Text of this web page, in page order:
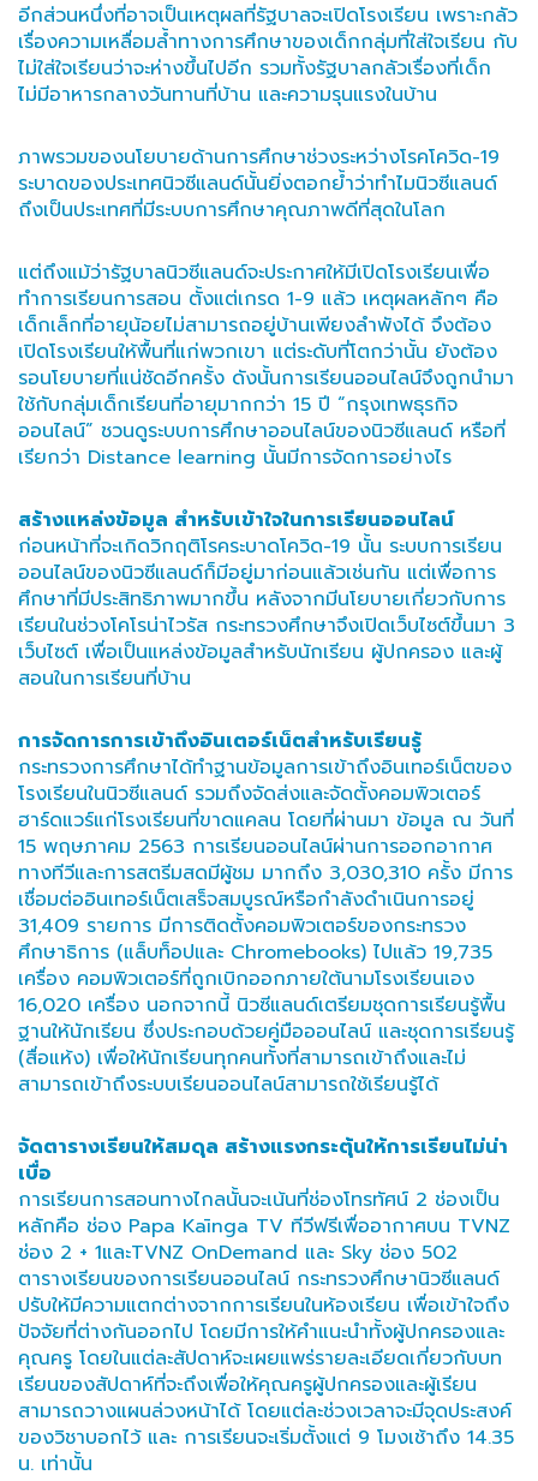
อีกส่วนหนึ่งที่อาจเป็นเหตุผลที่รัฐบาลจะเปิดโรงเรียน เพราะกลัว
เรื่องความเหลื่อมล้ำทางการศึกษาของเด็กกลุ่มที่ใส่ใจเรียน กับ
ไม่ใส่ใจเรียนว่าจะห่างขึ้นไปอีก รวมทั้งรัฐบาลกลัวเรื่องที่เด็ก
ไม่มีอาหารกลางวันทานที่บ้าน และความรุนแรงในบ้าน
ภาพรวมของนโยบายด้านการศึกษาช่วงระหว่างโรคโควิด-19
ระบาดของประเทศนิวซีแลนด์นั้นยิ่งตอกย้ำว่าทำไมนิวซีแลนด์
ถึงเป็นประเทศที่มีระบบการศึกษาคุณภาพดีที่สุดในโลก
แต่ถึงแม้ว่ารัฐบาลนิวซีแลนด์จะประกาศให้มีเปิดโรงเรียนเพื่อ
ทำการเรียนการสอน ตั้งแต่เกรด 1-9 แล้ว เหตุผลหลักๆ คือ
เด็กเล็กที่อายุน้อยไม่สามารถอยู่บ้านเพียงลำพังได้ จึงต้อง
เปิดโรงเรียนให้พื้นที่แก่พวกเขา แต่ระดับที่โตกว่านั้น ยังต้อง
รอนโยบายที่แน่ชัดอีกครั้ง ดังนั้นการเรียนออนไลน์จึงถูกนำมา
ใช้กับกลุ่มเด็กเรียนที่อายุมากกว่า 15 ปี “กรุงเทพธุรกิจ
ออนไลน์” ชวนดูระบบการศึกษาออนไลน์ของนิวซีแลนด์ หรือที่
เรียกว่า Distance learning นั้นมีการจัดการอย่างไร
สร้างแหล่งข้อมูล สำหรับเข้าใจในการเรียนออนไลน์
ก่อนหน้าที่จะเกิดวิกฤติโรคระบาดโควิด-19 นั้น ระบบการเรียน
ออนไลน์ของนิวซีแลนด์ก็มีอยู่มาก่อนแล้วเช่นกัน แต่เพื่อการ
ศึกษาที่มีประสิทธิภาพมากขึ้น หลังจากมีนโยบายเกี่ยวกับการ
เรียนในช่วงโคโรน่าไวรัส กระทรวงศึกษาจึงเปิดเว็บไซต์ขึ้นมา 3
เว็บไซต์ เพื่อเป็นแหล่งข้อมูลสำหรับนักเรียน ผู้ปกครอง และผู้
สอนในการเรียนที่บ้าน
การจัดการการเข้าถึงอินเตอร์เน็ตสำหรับเรียนรู้
กระทรวงการศึกษาได้ทำฐานข้อมูลการเข้าถึงอินเทอร์เน็ตของ
โรงเรียนในนิวซีแลนด์ รวมถึงจัดส่งและจัดตั้งคอมพิวเตอร์
ฮาร์ดแวร์แก่โรงเรียนที่ขาดแคลน โดยที่ผ่านมา ข้อมูล ณ วันที่
15 พฤษภาคม 2563 การเรียนออนไลน์ผ่านการออกอากาศ
ทางทีวีและการสตรีมสดมีผู้ชม มากถึง 3,030,310 ครั้ง มีการ
เชื่อมต่ออินเทอร์เน็ตเสร็จสมบูรณ์หรือกำลังดำเนินการอยู่
31,409 รายการ มีการติดตั้งคอมพิวเตอร์ของกระทรวง
ศึกษาธิการ (แล็บท็อปและ Chromebooks) ไปแล้ว 19,735
เครื่อง คอมพิวเตอร์ที่ถูกเบิกออกภายใต้นามโรงเรียนเอง
16,020 เครื่อง นอกจากนี้ นิวซีแลนด์เตรียมชุดการเรียนรู้พื้น
ฐานให้นักเรียน ซึ่งประกอบด้วยคู่มือออนไลน์ และชุดการเรียนรู้
(สื่อแห้ง) เพื่อให้นักเรียนทุกคนทั้งที่สามารถเข้าถึงและไม่
สามารถเข้าถึงระบบเรียนออนไลน์สามารถใช้เรียนรู้ได้
จัดตารางเรียนให้สมดุล สร้างแรงกระตุ้นให้การเรียนไม่น่า
เบื่อ
การเรียนการสอนทางไกลนั้นจะเน้นที่ช่องโทรทัศน์ 2 ช่องเป็น
หลักคือ ช่อง Papa Kāinga TV ทีวีฟรีเพื่ออากาศบน TVNZ
ช่อง 2 + 1และTVNZ OnDemand และ Sky ช่อง 502
ตารางเรียนของการเรียนออนไลน์ กระทรวงศึกษานิวซีแลนด์
ปรับให้มีความแตกต่างจากการเรียนในห้องเรียน เพื่อเข้าใจถึง
ปัจจัยที่ต่างกันออกไป โดยมีการให้คำแนะนำทั้งผู้ปกครองและ
คุณครู โดยในแต่ละสัปดาห์จะเผยแพร่รายละเอียดเกี่ยวกับบท
เรียนของสัปดาห์ที่จะถึงเพื่อให้คุณครูผู้ปกครองและผู้เรียน
สามารถวางแผนล่วงหน้าได้ โดยแต่ละช่วงเวลาจะมีจุดประสงค์
ของวิชาบอกไว้ และ การเรียนจะเริ่มตั้งแต่ 9 โมงเช้าถึง 14.35
น. เท่านั้น